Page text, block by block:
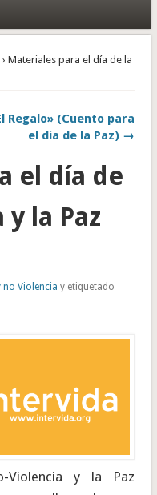
› Materiales para el día de la
Regalo» (Cuento para
el día de la Paz) →
el día de
y la Paz
no Violencia y etiquetado
y la Paz